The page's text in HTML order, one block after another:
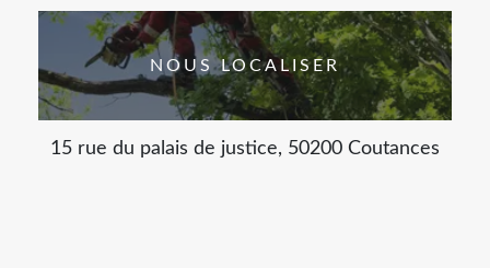
NOUS LOCALISER
15 rue du palais de justice, 50200 Coutances